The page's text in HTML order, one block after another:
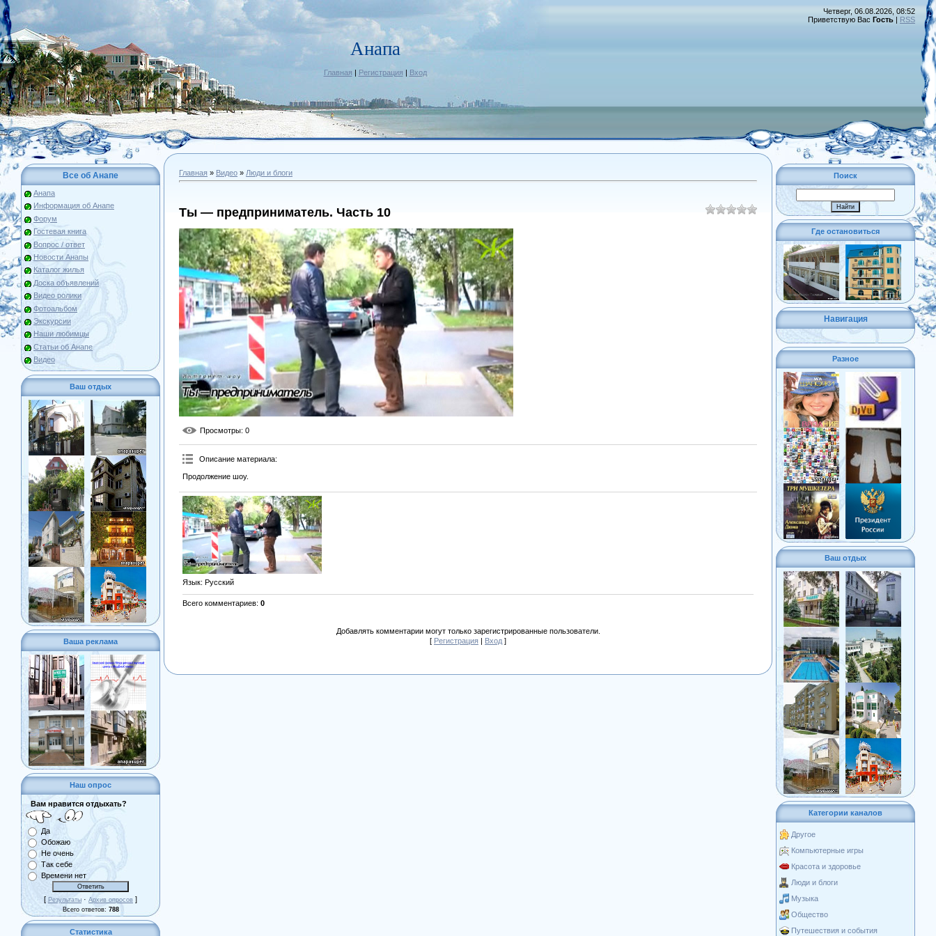
Анапа
Главная | Регистрация | Вход
Четверг, 06.08.2026, 08:52
Приветствую Вас Гость | RSS
Все об Анапе
Анапа
Информация об Анапе
Форум
Гостевая книга
Вопрос / ответ
Новости Анапы
Каталог жилья
Доска объявлений
Видео ролики
Фотоальбом
Экскурсии
Наши любимцы
Статьи об Анапе
Видео
Ваш отдых
Ваша реклама
Наш опрос
Вам нравится отдыхать?
Да
Обожаю
Не очень
Так себе
Времени нет
[ Результаты · Архив опросов ]
Всего ответов: 788
Статистика
Главная » Видео » Люди и блоги
Ты — предприниматель. Часть 10
Просмотры: 0
Описание материала:
Продолжение шоу.
Язык: Русский
Всего комментариев: 0
Добавлять комментарии могут только зарегистрированные пользователи.
[ Регистрация | Вход ]
Поиск
Где остановиться
Навигация
Разное
Ваш отдых
Категории каналов
Другое
Компьютерные игры
Красота и здоровье
Люди и блоги
Музыка
Общество
Путешествия и события